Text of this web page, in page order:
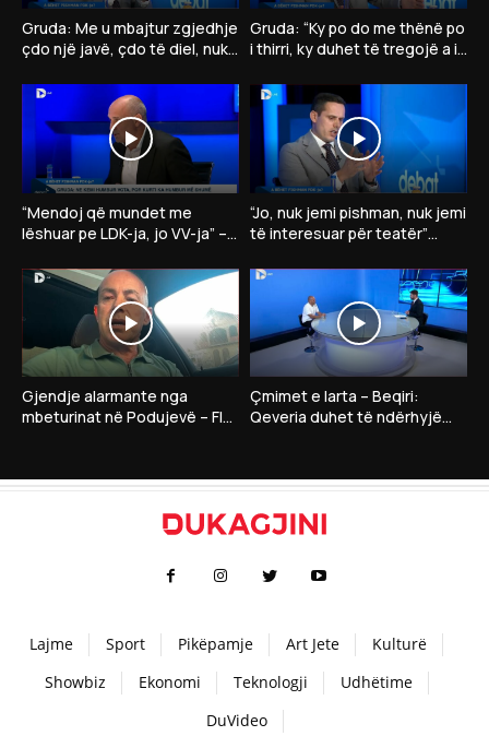
Gruda: Me u mbajtur zgjedhje
çdo një javë, çdo të diel, nuk
së
Gruda: “Ky po do me thënë po
i thirri, ky duhet të tregojë a ia
“Mendoj që mundet me
lëshuar pe LDK-ja, jo VV-ja” –
insiston në president…”
“Jo, nuk jemi pishman, nuk jemi
të interesuar për teatër”
Kurtin nuk ka..
Gjendje alarmante nga
mbeturinat në Podujevë – Flet
Çmimet e larta – Beqiri:
Qeveria duhet të ndërhyjë
Lajme Sport Pikëpamje Art Jete
Kulturë
Showbiz
Ekonomi Teknologji
Udhëtime
DuVideo